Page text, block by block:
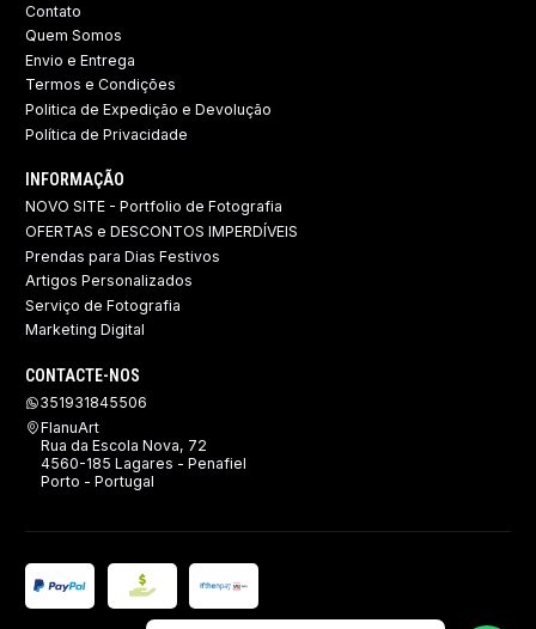
Contato
Quem Somos
Envio e Entrega
Termos e Condições
Politica de Expedição e Devolução ​
Política de Privacidade
INFORMAÇÃO
NOVO SITE - Portfolio de Fotografia
OFERTAS e DESCONTOS IMPERDÍVEIS
Prendas para Dias Festivos
Artigos Personalizados
Serviço de Fotografia
Marketing Digital
CONTACTE-NOS
351931845506
FlanuArt
Rua da Escola Nova, 72
4560-185 Lagares - Penafiel
Porto - Portugal